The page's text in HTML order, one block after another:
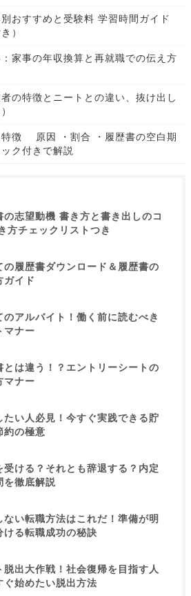
おすすめと受験料 学習時間ガイド
）
家事の年収換算と再就職での伝え方
の特徴とニートとの違い、抜け出し
特徴 原因 ・割合 ・履歴書の空白期
ク付きで解説
の志望動機 書き方と書き出しのコ
方チェックリストつき
の履歴書ダウンロード＆履歴書の
ガイド
のアルバイト！働く前に読むべき
マナー
とは違う！？エントリーシートの
マナー
たい人必見！今すぐ実践できる貯
約の極意
受ける？それとも辞退する？内定
を徹底解説
ない転職方法はこれだ！準備が明
ける転職成功の秘訣
脱出大作戦！社会復帰を目指す人
ぐ始めたい脱出方法